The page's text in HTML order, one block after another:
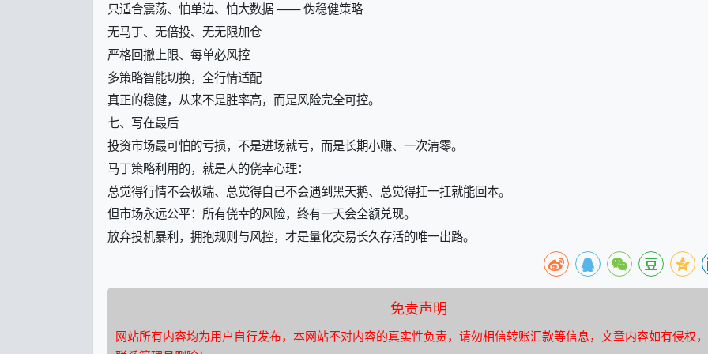
只适合震荡、怕单边、怕大数据 —— 伪稳健策略
无马丁、无倍投、无无限加仓
严格回撤上限、每单必风控
多策略智能切换，全行情适配
真正的稳健，从来不是胜率高，而是风险完全可控。
七、写在最后
投资市场最可怕的亏损，不是进场就亏，而是长期小赚、一次清零。
马丁策略利用的，就是人的侥幸心理：
总觉得行情不会极端、总觉得自己不会遇到黑天鹅、总觉得扛一扛就能回本。
但市场永远公平：所有侥幸的风险，终有一天会全额兑现。
放弃投机暴利，拥抱规则与风控，才是量化交易长久存活的唯一出路。
免责声明
网站所有内容均为用户自行发布，本网站不对内容的真实性负责，请勿相信转账汇款等信息，文章内容如有侵权